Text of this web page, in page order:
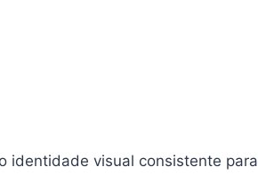
identidade visual consistente para